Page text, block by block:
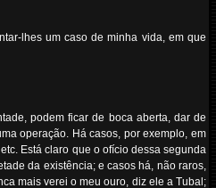
lhes um caso de minha vida, em que
podem ficar de boca aberta, dar de
operação. Há casos, por exemplo, em
Está claro que o ofício dessa segunda
da existência; e casos há, não raros,
mais verei o meu ouro, diz ele a Tubal;